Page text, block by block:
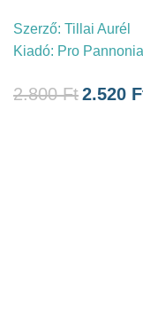
Szerző: Tillai Aurél
Kiadó: Pro Pannonia
2.800Ft2.520